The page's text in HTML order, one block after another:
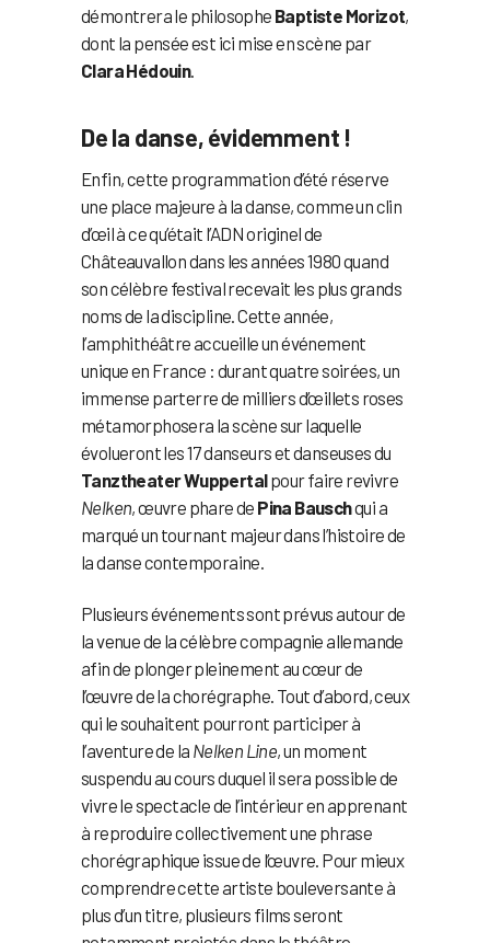
démontrera le philosophe Baptiste Morizot,
dont la pensée est ici mise en scène par
Clara Hédouin.
De la danse, évidemment !
Enfin, cette programmation d’été réserve
une place majeure à la danse, comme un clin
d’œil à ce qu’était l’ADN originel de
Châteauvallon dans les années 1980 quand
son célèbre festival recevait les plus grands
noms de la discipline. Cette année,
l’amphithéâtre accueille un événement
unique en France : durant quatre soirées, un
immense parterre de milliers d’œillets roses
métamorphosera la scène sur laquelle
évolueront les 17 danseurs et danseuses du
Tanztheater Wuppertalpour faire revivre
Nelken, œuvre phare de Pina Bauschqui a
marqué un tournant majeur dans l’histoire de
la danse contemporaine.
Plusieurs événements sont prévus autour de
la venue de la célèbre compagnie allemande
afin de plonger pleinement au cœur de
l’œuvre de la chorégraphe. Tout d’abord, ceux
qui le souhaitent pourront participer à
l’aventure de la Nelken Line, un moment
suspendu au cours duquel il sera possible de
vivre le spectacle de l’intérieur en apprenant
à reproduire collectivement une phrase
chorégraphique issue de l’œuvre. Pour mieux
comprendre cette artiste bouleversante à
plus d’un titre, plusieurs films seront